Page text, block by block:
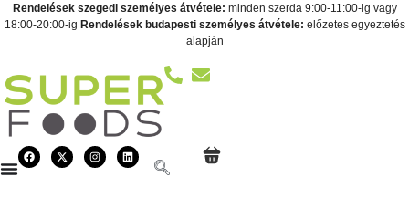
Rendelések szegedi személyes átvétele: minden szerda 9:00-11:00-ig vagy
18:00-20:00-ig Rendelések budapesti személyes átvétele: előzetes egyeztetés
alapján